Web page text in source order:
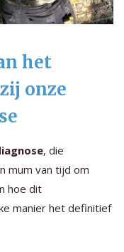
het
onze
, die
mum van tijd om
hoe dit
manier het definitief